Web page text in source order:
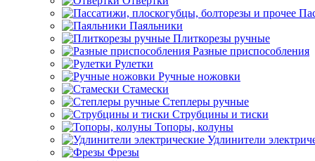
Паяльники
Плиткорезы ручные
Разные приспособления
Рулетки
Ручные ножовки
Стамески
Степлеры ручные
Струбцины и тиски
Топоры, колуны
Удлинители
Фрезы